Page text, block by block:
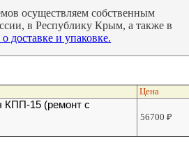
осуществляем собственным
в Республику Крым, а также в
доставке и упаковке.
Цена
КПП-15 (ремонт с
56700₽